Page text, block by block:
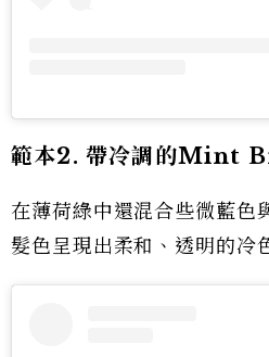
範本2. 帶冷調的Mint
在薄荷綠中還混合些微藍色
髮色呈現出柔和、透明的冷